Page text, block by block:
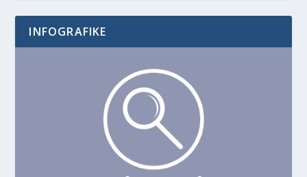
INFOGRAFIKE